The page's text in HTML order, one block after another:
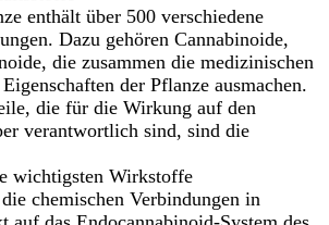
enthält über 500 verschiedene
Dazu gehören Cannabinoide,
die zusammen die medizinischen
der Pflanze ausmachen.
die für die Wirkung auf den
verantwortlich sind, sind die
wichtigsten Wirkstoffe
chemischen Verbindungen in